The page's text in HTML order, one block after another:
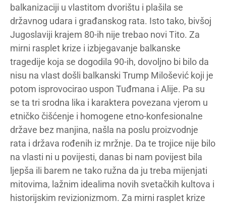
balkanizaciji u vlastitom dvorištu i plašila se
državnog udara i građanskog rata. Isto tako, bivšoj
Jugoslaviji krajem 80-ih nije trebao novi Tito. Za
mirni rasplet krize i izbjegavanje balkanske
tragedije koja se dogodila 90-ih, dovoljno bi bilo da
nisu na vlast došli balkanski Trump Milošević koji je
potom isprovocirao uspon Tuđmana i Alije. Pa su
se ta tri srodna lika i karaktera povezana vjerom u
etničko čišćenje i homogene etno-konfesionalne
države bez manjina, našla na poslu proizvodnje
rata i država rođenih iz mržnje. Da te trojice nije bilo
na vlasti ni u povijesti, danas bi nam povijest bila
ljepša ili barem ne tako ružna da ju treba mijenjati
mitovima, lažnim idealima novih svetačkih kultova i
historijskim revizionizmom. Za mirni rasplet krize